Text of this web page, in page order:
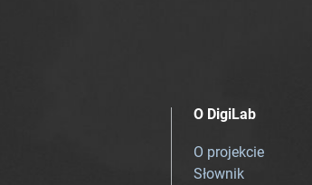
O DigiLab
O projekcie
Słownik